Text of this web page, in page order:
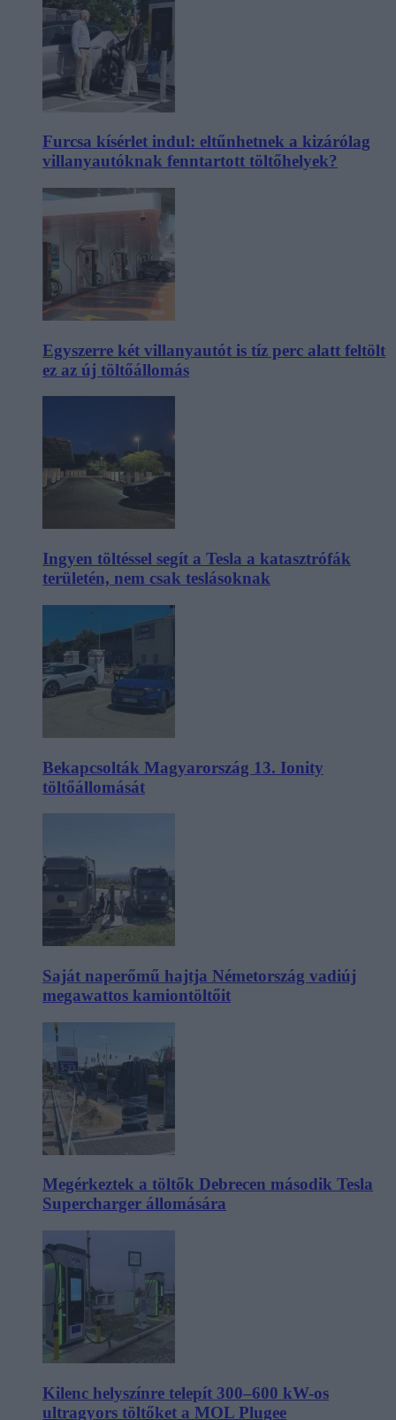
Furcsa kísérlet indul: eltűnhetnek a kizárólag
villanyautóknak fenntartott töltőhelyek?
Egyszerre két villanyautót is tíz perc alatt feltölt
ez az új töltőállomás
Ingyen töltéssel segít a Tesla a katasztrófák
területén, nem csak teslásoknak
Bekapcsolták Magyarország 13. Ionity
töltőállomását
Saját naperőmű hajtja Németország vadiúj
megawattos kamiontöltőit
Megérkeztek a töltők Debrecen második Tesla
Supercharger állomására
Kilenc helyszínre telepít 300–600 kW-os
ultragyors töltőket a MOL Plugee